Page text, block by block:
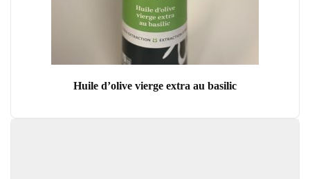
Huile d’olive vierge extra au basilic